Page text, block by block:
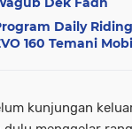
Daily
160 Temani
kunjungan